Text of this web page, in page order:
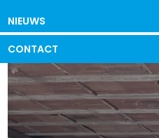
NIEUWS
CONTACT